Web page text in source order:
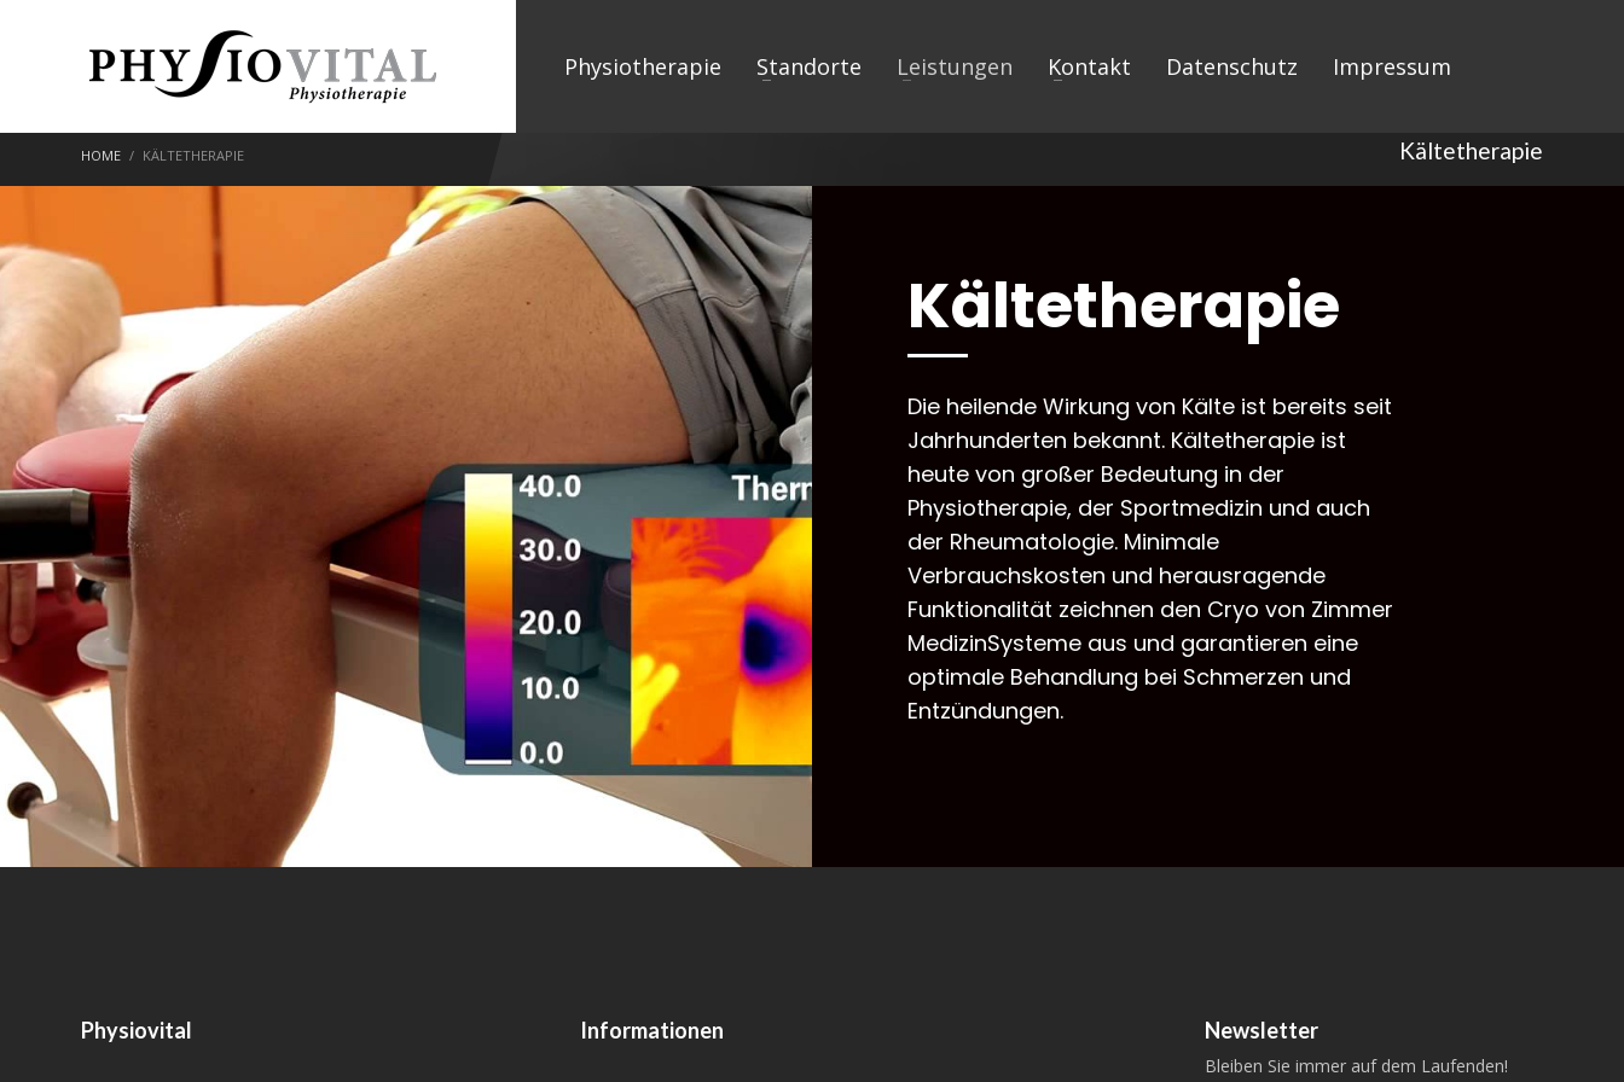
Physiotherapie Standorte Leistungen Kontakt Datenschutz Impressum
HOME KÄLTETHERAPIE Kältetherapie
Kältetherapie
Die heilende Wirkung von Kälte ist bereits seit
Jahrhunderten bekannt. Kältetherapie ist
heute von großer Bedeutung in der
Physiotherapie, der Sportmedizin und auch
der Rheumatologie. Minimale
Verbrauchskosten und herausragende
Funktionalität zeichnen den Cryo von Zimmer
MedizinSysteme aus und garantieren eine
optimale Behandlung bei Schmerzen und
Entzündungen.
Physiovital Informationen Newsletter
Bleiben Sie immer auf dem Laufenden!